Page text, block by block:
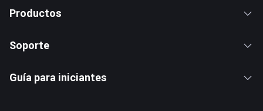
Productos
Soporte
Guía para iniciantes